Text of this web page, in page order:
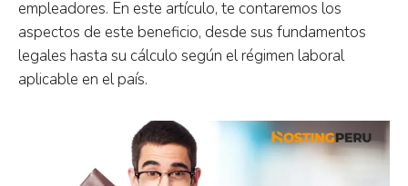
empleadores. En este artículo, te contaremos los
aspectos de este beneficio, desde sus fundamentos
legales hasta su cálculo según el régimen laboral
aplicable en el país.